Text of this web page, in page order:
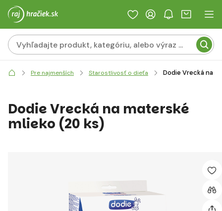
Pre najmenších Starostlivosť o dieťa Dodie Vrecká na
Dodie Vrecká na materské
mlieko (20 ks)